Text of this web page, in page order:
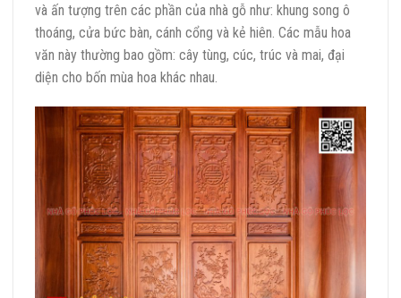
và ấn tượng trên các phần của nhà gỗ như: khung song ô
thoáng, cửa bức bàn, cánh cổng và kẻ hiên. Các mẫu hoa
văn này thường bao gồm: cây tùng, cúc, trúc và mai, đại
diện cho bốn mùa hoa khác nhau.